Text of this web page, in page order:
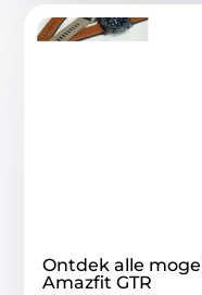
Ontdek alle
Amazfit GTR